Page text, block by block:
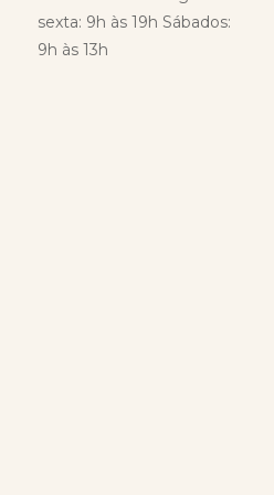
sexta: 9h às 19h Sábados:
9h às 13h